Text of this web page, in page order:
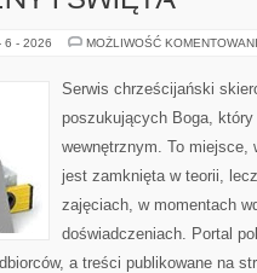
6 - 2026 MOŻLIWOŚĆ
Serwis chrześcijański
poszukujących Boga,
wewnętrznym. To miejsce,
jest zamknięta w teorii,
zajęciach, w momentach
doświadczeniach. Portal
a treści publikowane na